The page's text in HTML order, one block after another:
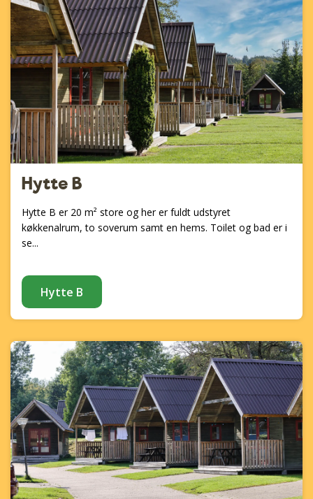
Hytte B
Hytte B er 20 m² store og her er fuldt udstyret
køkkenalrum, to soverum samt en hems. Toilet og bad er i
se...
Hytte B